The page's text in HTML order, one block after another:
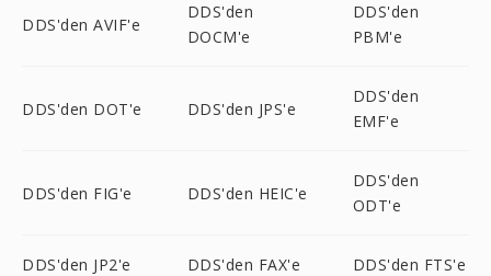
DDS'den AVIF'e
DDS'den
DOCM'e
DDS'den
PBM'e
DDS'den DOT'e DDS'den JPS'e
DDS'den
EMF'e
DDS'den FIG'e DDS'den HEIC'e
DDS'den
ODT'e
DDS'den JP2'e DDS'den FAX'e DDS'den FTS'e